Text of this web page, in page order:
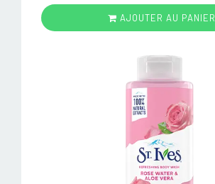
AJOUTER AU PANIER